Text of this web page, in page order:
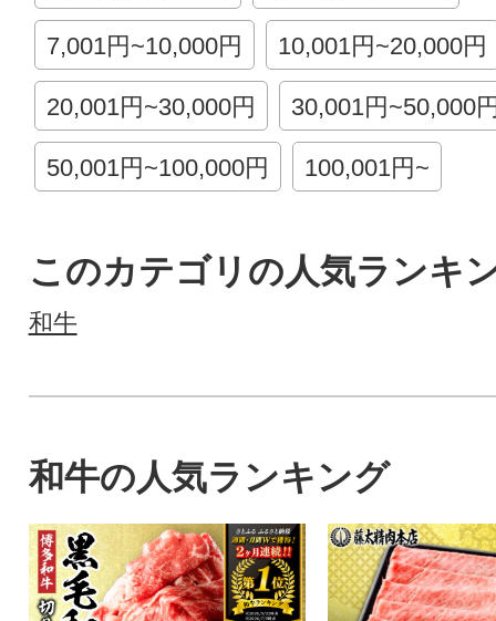
7,001円~10,000円 10,001円~20,000円
20,001円~30,000円 30,001円~50,000
50,001円~100,000円 100,001円~
このカテゴリの人気ランキ
和牛
和牛の人気ランキング